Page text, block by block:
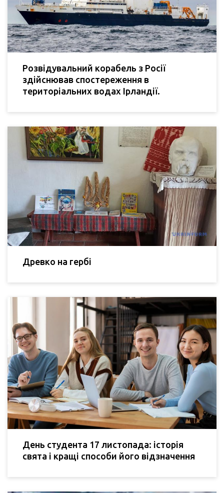
Розвідувальний корабель з Росії
здійснював спостереження в
територіальних водах Ірландії.
Древко на гербі
День студента 17 листопада: історія
свята і кращі способи його відзначення